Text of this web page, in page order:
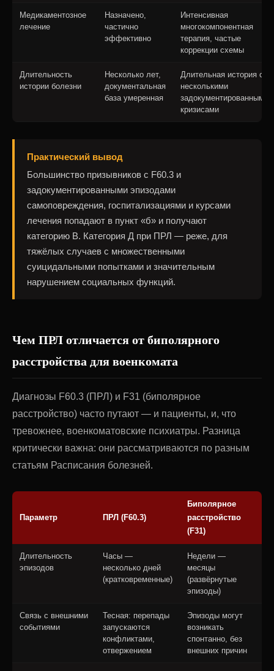
Медикаментозное
лечение
Назначено,
частично
эффективно
Интенсивная
многокомпонентная
терапия, частые
коррекции схемы
Длительность
истории болезни
Несколько лет,
документальная
база умеренная
Длительная история с
несколькими
задокументированными
кризисами
Практический вывод
Большинство призывников с F60.3 и
задокументированными эпизодами
самоповреждения, госпитализациями и курсами
лечения попадают в пункт «б» и получают
категорию В. Категория Д при ПРЛ — реже, для
тяжёлых случаев с множественными
суицидальными попытками и значительным
нарушением социальных функций.
Чем ПРЛ отличается от биполярного
расстройства для военкомата
Диагнозы F60.3 (ПРЛ) и F31 (биполярное
расстройство) часто путают — и пациенты, и, что
тревожнее, военкоматовские психиатры. Разница
критически важна: они рассматриваются по разным
статьям Расписания болезней.
Параметр ПРЛ (F60.3)
Биполярное
расстройство
(F31)
Длительность
эпизодов
Часы —
несколько дней
(кратковременные)
Недели —
месяцы
(развёрнутые
эпизоды)
Связь с внешними
событиями
Тесная: перепады
запускаются
конфликтами,
отвержением
Эпизоды могут
возникать
спонтанно, без
внешних причин